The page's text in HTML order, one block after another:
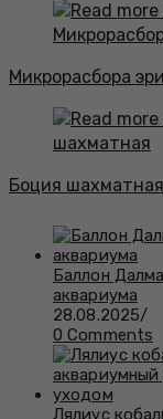
Микрорасбора
Боция шахматная
Баллон
аквариума
28.08.2025/
0 Comments